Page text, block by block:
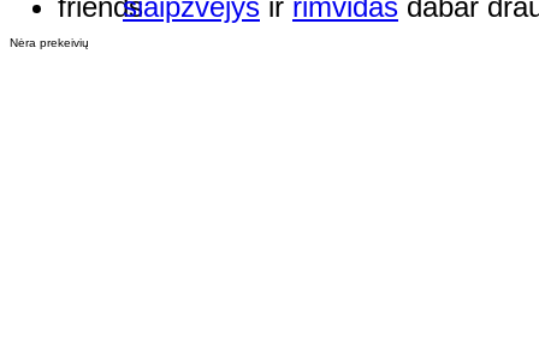
Nėra prekeivių